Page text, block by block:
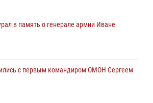
в память о генерале армии Иване
с первым командиром ОМОН Сергеем